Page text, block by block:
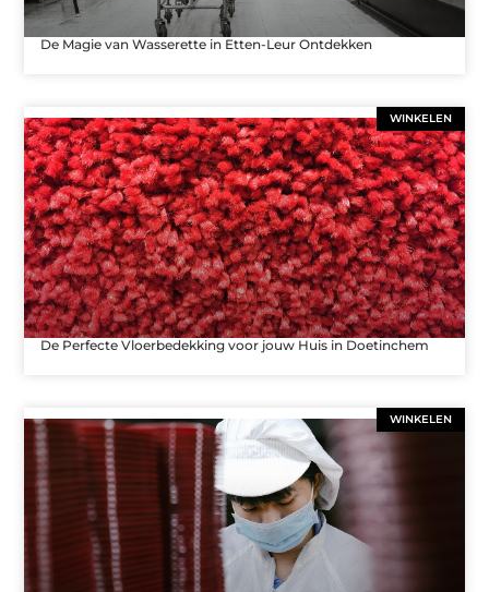
De Magie van Wasserette in Etten-Leur Ontdekken
WINKELEN
De Perfecte Vloerbedekking voor jouw Huis in Doetinchem
WINKELEN